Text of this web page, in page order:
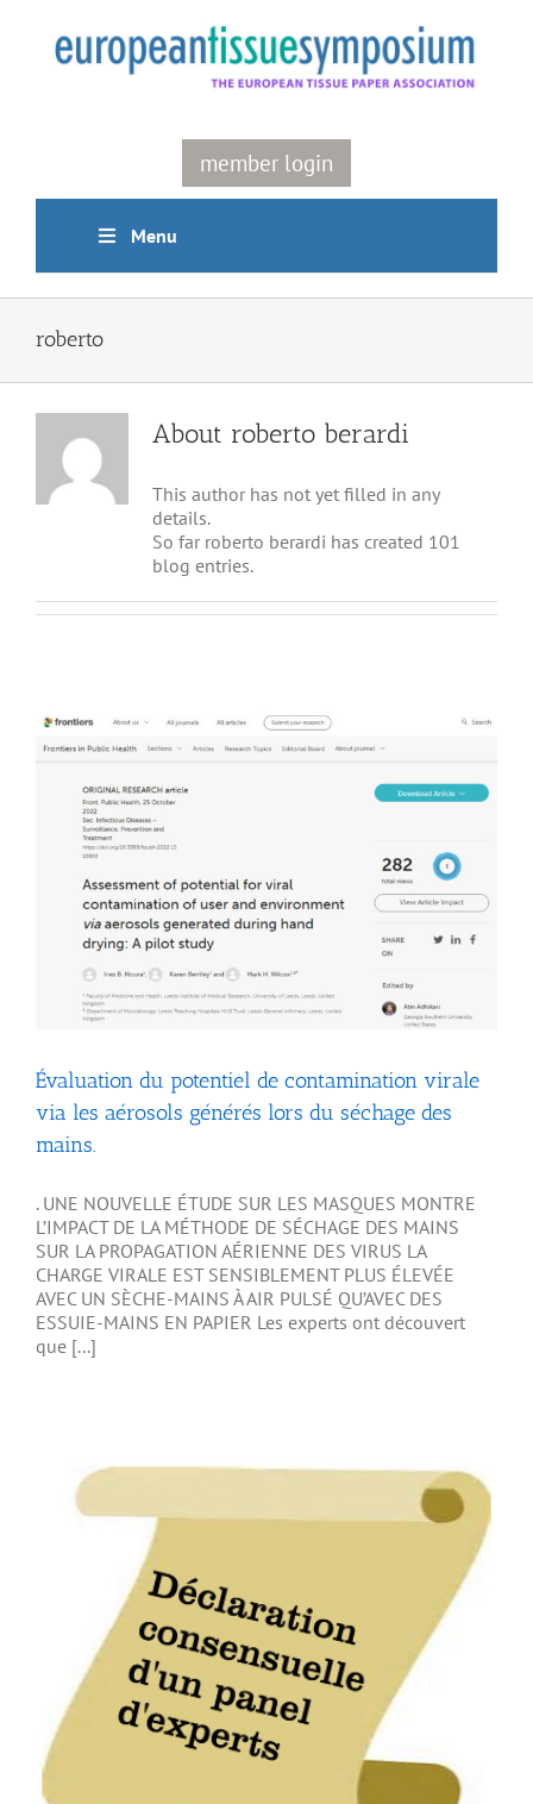
content
member login
Menu
roberto
About roberto berardi
This author has not yet filled in any
details.
So far roberto berardi has created 101
blog entries.
Évaluation du potentiel de contamination virale
via les aérosols générés lors du séchage des
mains.
. UNE NOUVELLE ÉTUDE SUR LES MASQUES MONTRE
L’IMPACT DE LA MÉTHODE DE SÉCHAGE DES MAINS
SUR LA PROPAGATION AÉRIENNE DES VIRUS LA
CHARGE VIRALE EST SENSIBLEMENT PLUS ÉLEVÉE
AVEC UN SÈCHE-MAINS À AIR PULSÉ QU’AVEC DES
ESSUIE-MAINS EN PAPIER Les experts ont découvert
que [...]